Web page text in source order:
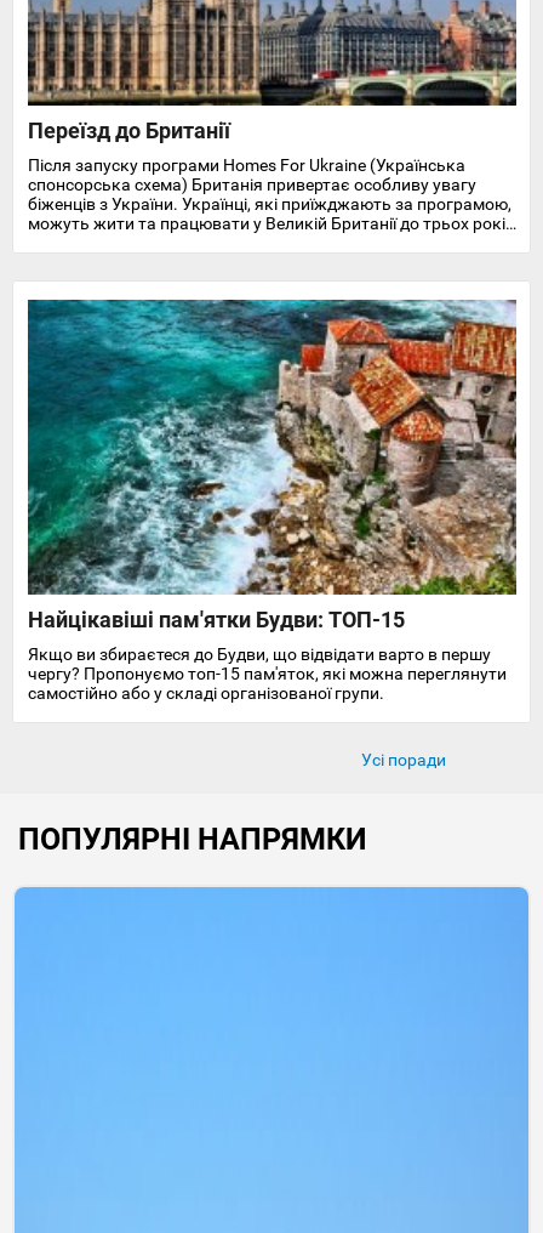
Переїзд до Британії
Після запуску програми Homes For Ukraine (Українська
спонсорська схема) Британія привертає особливу увагу
біженців з України. Українці, які приїжджають за програмою,
можуть жити та працювати у Великій Британії до трьох років
Найцікавіші пам'ятки Будви: ТОП-15
Якщо ви збираєтеся до Будви, що відвідати варто в першу
чергу? Пропонуємо топ-15 пам'яток, які можна переглянути
самостійно або у складі організованої групи.
Усі поради
ПОПУЛЯРНІ НАПРЯМКИ